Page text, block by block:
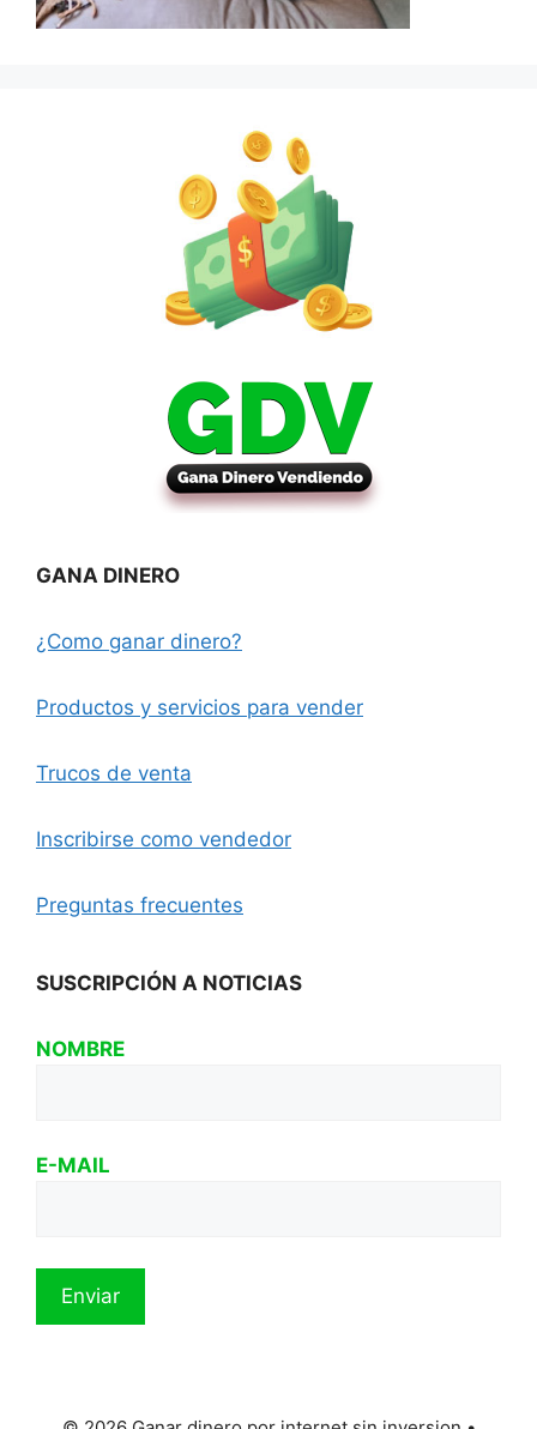
GANA DINERO
¿Como ganar dinero?
Productos y servicios para vender
Trucos de venta
Inscribirse como vendedor
Preguntas frecuentes
SUSCRIPCIÓN A NOTICIAS
NOMBRE
E-MAIL